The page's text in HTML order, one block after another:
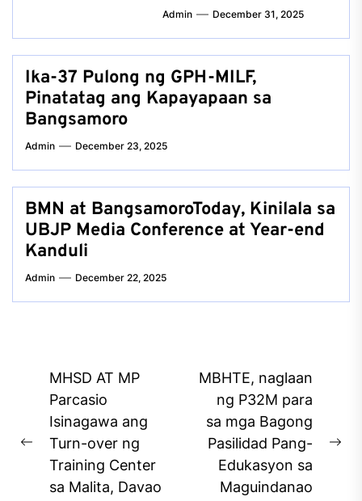
Admin December 31, 2025
Ika-37 Pulong ng GPH-MILF,
Pinatatag ang Kapayapaan sa
Bangsamoro
Admin December 23, 2025
BMN at BangsamoroToday, Kinilala sa
UBJP Media Conference at Year-end
Kanduli
Admin December 22, 2025
Post
navigation
Previous
post:
MHSD AT MP
Parcasio
Isinagawa ang
Turn-over ng
Training Center
sa Malita, Davao
MBHTE, naglaan
ng P32M para
sa mga Bagong
Pasilidad Pang-
Edukasyon sa
Maguindanao